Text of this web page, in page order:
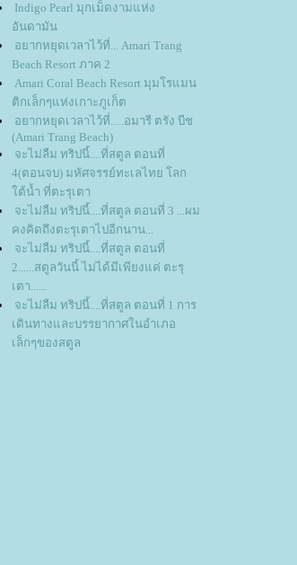
Indigo Pearl มุกเม็ดงามแห่ง
อันดามัน
อยากหยุดเวลาไว้ที่... Amari Trang
Beach Resort ภาค 2
Amari Coral Beach Resort มุมโรแมน
ติกเล็กๆแห่งเกาะภูเก็ต
อยากหยุดเวลาไว้ที่.....อมารี ตรัง บีช
(Amari Trang Beach)
จะไม่ลืม ทริปนี้....ที่สตูล ตอนที่
4(ตอนจบ) มหัศจรรย์ทะเลไทย โลก
ต้น้ำ ที่ตะรุเตา
จะไม่ลืม ทริปนี้....ที่สตูล ตอนที่ 3 ...ผม
คงคิดถึงตะรุเตาไปอีกนาน...
จะไม่ลืม ทริปนี้....ที่สตูล ตอนที่
2......สตูลวันนี้ ไม่ได้มีเพียงแค่ ตะรุ
เตา......
จะไม่ลืม ทริปนี้....ที่สตูล ตอนที่ 1 การ
เดินทางและบรรยากาศในอำเภอ
เล็กๆของสตูล